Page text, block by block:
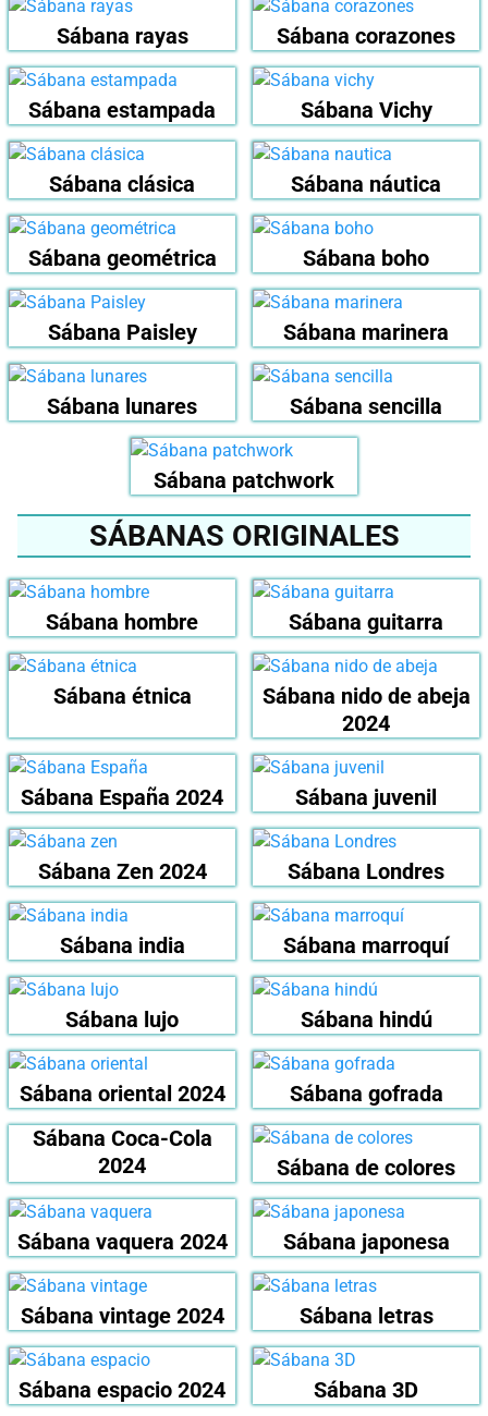
Sábana rayas Sábana corazones
Sábana estampada Sábana Vichy
Sábana clásica Sábana náutica
Sábana geométrica Sábana boho
Sábana Paisley Sábana marinera
Sábana lunares Sábana sencilla
Sábana patchwork
SÁBANAS ORIGINALES
Sábana hombre Sábana guitarra
Sábana étnica
Sábana nido de abeja
2024
Sábana España 2024 Sábana juvenil
Sábana Zen 2024 Sábana Londres
Sábana india Sábana marroquí
Sábana lujo Sábana hindú
Sábana oriental 2024
Sábana gofrada
Sábana Coca-Cola
2024
Sábana de colores
Sábana vaquera 2024 Sábana japonesa
Sábana vintage 2024 Sábana letras
Sábana espacio 2024 Sábana 3D